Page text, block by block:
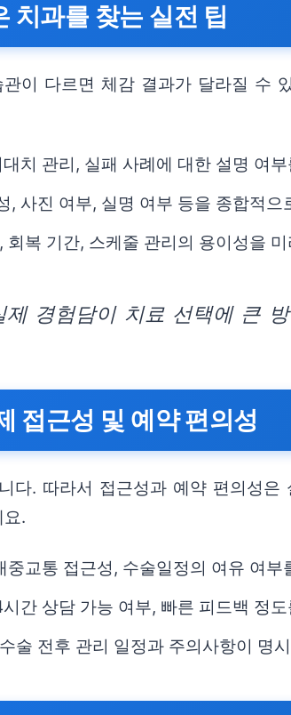
치과를 찾는 실전 팁
이 다르면 체감 결과가 달라질 수
치 관리, 실패 사례에 대한 설명 여
사진 여부, 실명 여부 등을 종합적으
복 기간, 스케줄 관리의 용이성을
경험담이 치료 선택에 큰
접근성 및 예약 편의성
다. 따라서 접근성과 예약 편의성
.
교통 접근성, 수술일정의 여유 여부
간 상담 가능 여부, 빠른 피드백 정
술 전후 관리 일정과 주의사항이 명